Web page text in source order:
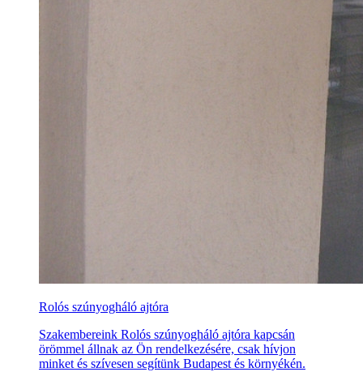
Rolós szúnyogháló ajtóra
Szakembereink Rolós szúnyogháló ajtóra kapcsán
örömmel állnak az Ön rendelkezésére, csak hívjon
minket és szívesen segítünk Budapest és környékén.